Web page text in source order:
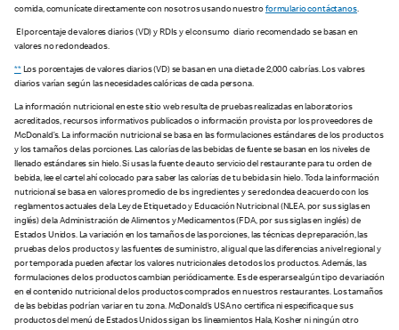
comida, comunícate directamente con nosotros usando nuestroformulario contáctanos.
El porcentaje de valores diarios (VD) y RDIs y el consumo diario recomendado se basan en
valores no redondeados.
**Los porcentajes de valores diarios (VD) se basan en una dieta de 2,000 calorías. Los valores
diarios varían según las necesidades calóricas de cada persona.
La información nutricional en este sitio web resulta de pruebas realizadas en laboratorios
acreditados, recursos informativos publicados o información provista por los proveedores de
McDonald’s. La información nutricional se basa en las formulaciones estándares de los productos
y los tamaños de las porciones. Las calorías de las bebidas de fuente se basan en los niveles de
llenado estándares sin hielo. Si usas la fuente de auto servicio del restaurante para tu orden de
bebida, lee el cartel ahí colocado para saber las calorías de tu bebida sin hielo. Toda la información
nutricional se basa en valores promedio de los ingredientes y se redondea de acuerdo con los
reglamentos actuales de la Ley de Etiquetado y Educación Nutricional (NLEA, por sus siglas en
inglés) de la Administración de Alimentos y Medicamentos (FDA, por sus siglas en inglés) de
Estados Unidos. La variación en los tamaños de las porciones, las técnicas de preparación, las
pruebas de los productos y las fuentes de suministro, al igual que las diferencias a nivel regional y
por temporada pueden afectar los valores nutricionales de todos los productos. Además, las
formulaciones de los productos cambian periódicamente. Es de esperarse algún tipo de variación
en el contenido nutricional de los productos comprados en nuestros restaurantes. Los tamaños
de las bebidas podrían variar en tu zona. McDonald’s USA no certifica ni especifica que sus
productos del menú de Estados Unidos sigan los lineamientos Hala, Kosher ni ningún otro